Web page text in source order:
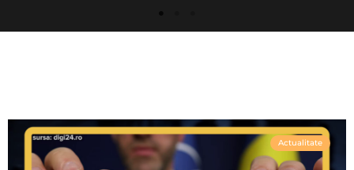
Actualitate